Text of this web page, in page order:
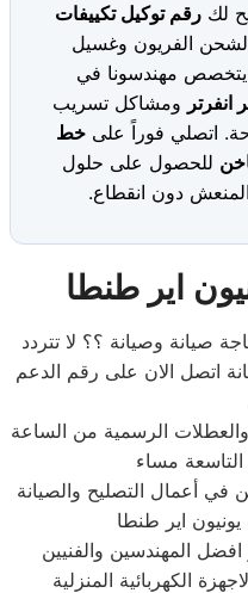
لكرقم توكيل تكييفات
الفريون وغسيل
يتخصص مهندسونا في
انفرتر ومشاكل تسريب
اتصلي فوراً على خط
للحصول على حلول
دون انقطاع.
اير طنطا
صيانة وصيانة ؟؟ لا تتردد
اتصل الان على رقم الدعم
والعطلات الرسمية من الساعة
مساء
اير طنطا
المهندسين والفنيين
الكهربائية المنزلية